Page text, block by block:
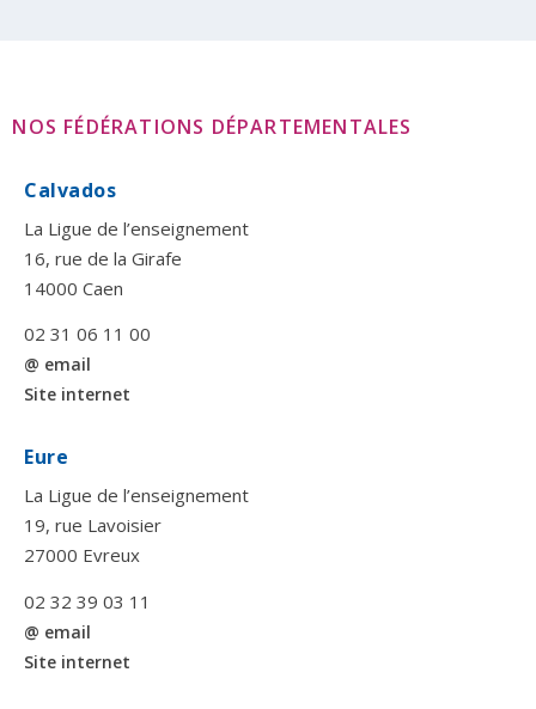
NOS FÉDÉRATIONS DÉPARTEMENTALES
Calvados
La Ligue de l’enseignement
16, rue de la Girafe
14000 Caen
02 31 06 11 00
@ email
Site internet
Eure
La Ligue de l’enseignement
19, rue Lavoisier
27000 Evreux
02 32 39 03 11
@ email
Site internet